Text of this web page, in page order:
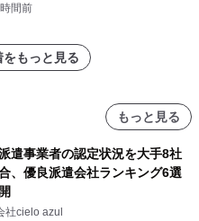
間前
もっと見る
もっと見る
遣事業者の認定状況を大手8社
、優良派遣会社ランキング6選
社cielo azul